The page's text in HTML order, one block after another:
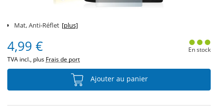
Mat, Anti-Réflet [plus]
4,99 €
TVA incl., plus Frais de port
En stock
Ajouter au panier